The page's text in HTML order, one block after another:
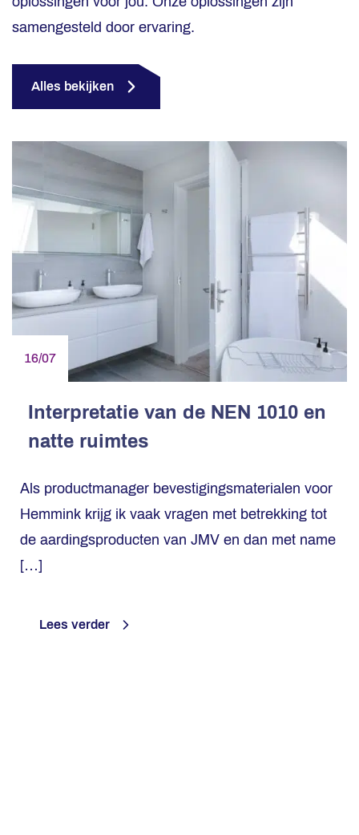
samengesteld door ervaring.
Alles bekijken
16/07
Interpretatie van de NEN 1010 en
natte ruimtes
Als productmanager bevestigingsmaterialen voor
Hemmink krijg ik vaak vragen met betrekking tot
de aardingsproducten van JMV en dan met name
[…]
Lees verder